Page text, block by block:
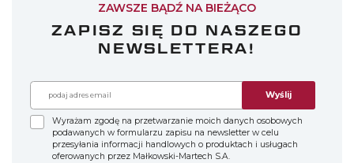
ZAWSZE BĄDŹ NA BIEŻĄCO
ZAPISZ SIĘ DO NASZEGO
NEWSLETTERA!
Wyślij
Wyrażam zgodę na przetwarzanie moich danych osobowych
podawanych w formularzu zapisu na newsletter w celu
przesyłania informacji handlowych o produktach i usługach
oferowanych przez Małkowski-Martech S.A.